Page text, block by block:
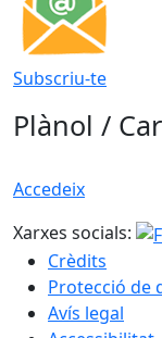
Subscriu-te
Plànol /
Accedeix
Xarxes socials:
Crèdits
Protecció de
Avís legal